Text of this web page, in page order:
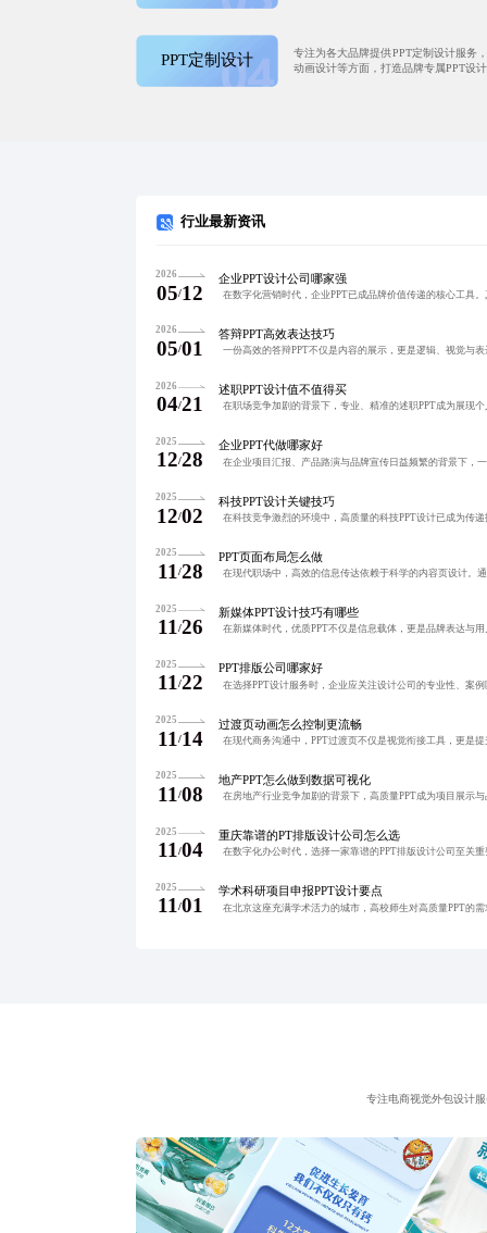
PPT定制设计
专注为各大品牌提供PPT定制设计服务
动画设计等方面，打造品牌专属PPT设
行业最新资讯
2026
05/12
企业PPT设计公司哪家强
2026
05/01
答辩PPT高效表达技巧
2026
04/21
述职PPT设计值不值得买
2025
12/28
企业PPT代做哪家好
2025
12/02
科技PPT设计关键技巧
2025
11 /28
PPT页面布局怎么做
2025
11 /26
新媒体PPT设计技巧有哪些
2025
11/22
PPT排版公司哪家好
2025
11 /14
过渡页动画怎么控制更流畅
2025
11 /08
地产PPT怎么做到数据可视化
2025
11 /04
重庆靠谱的PT排版设计公司怎么选
2025
11/01
学术科研项目申报PPT设计要点
专注电商视觉外包设计